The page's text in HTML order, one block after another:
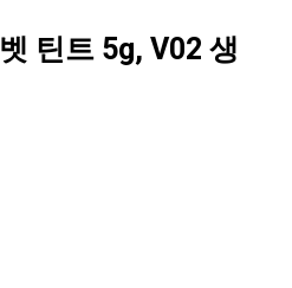
틴트 5g, V02 생